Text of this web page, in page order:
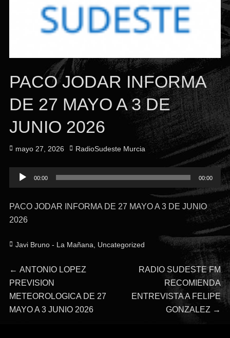
PACO JODAR INFORMA
DE 27 MAYO A 3 DE
JUNIO 2026
Publicado
mayo 27, 2026 Autor
RadioSudeste Murcia
Reproductor
de
00:00 00:00
PACO JODAR INFORMA DE 27 MAYO A 3 DE JUNIO
2026
Categorías
Javi Bruno - La Mañana Uncategorized
Navegación
de
entradas
← Entrada
anterior:
ANTONIO LOPEZ
PREVISION
METEOROLOGICA DE 27
MAYO A 3 JUNIO 2026
Entrada
siguiente:
RADIO SUDESTE FM
RECOMIENDA
ENTREVISTA A FELIPE
GONZALEZ →